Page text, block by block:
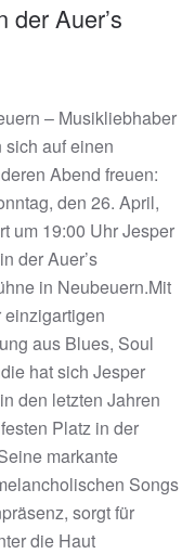
der Auer’s
– Musikliebhaber
sich auf einen
Abend freuen:
den 26. April,
um 19:00 Uhr Jesper
der Auer’s
in Neubeuern.Mit
einzigartigen
aus Blues, Soul
hat sich Jesper
den letzten Jahren
Platz in der
markante
Songs
sorgt für
die Haut